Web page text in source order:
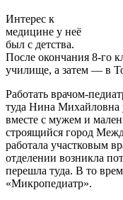
Интерес к
медицине у неё
был с детства.
После окончания 8‑го
училище, а затем — в
Работать
туда Нина Михайловна
вместе с мужем и
строящийся город
работала участковым
отделении возникла
перешла туда. В то
«Микропедиатр».